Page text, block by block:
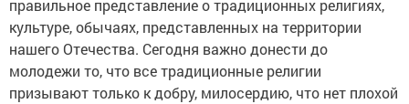
правильное представление о традиционных религиях,
культуре, обычаях, представленных на территории
нашего Отечества. Сегодня важно донести до
молодежи то, что все традиционные религии
призывают только к добру, милосердию, что нет плохой